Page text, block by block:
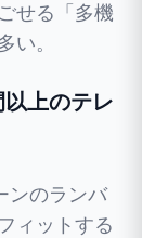
せる「多機
い。
上のテレ
ンのランバ
ィットする